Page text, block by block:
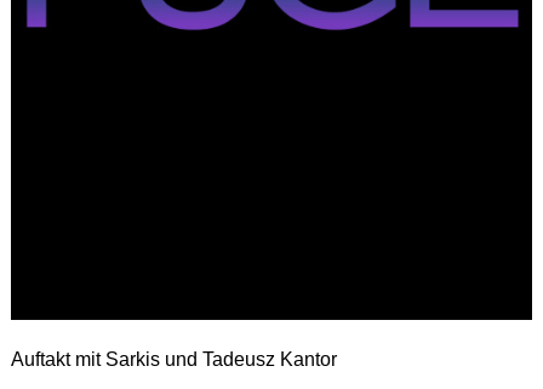
Auftakt mit Sarkis und Tadeusz Kantor